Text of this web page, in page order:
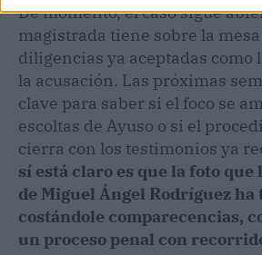
De momento, el caso sigue
magistrada tiene sobre la
diligencias ya aceptadas como
la acusación. Las próximas
clave para saber si el foco se
escoltas de Ayuso o si el
cierra con los testimonios ya
sí está claro es que la foto
de Miguel Ángel Rodríguez
costándole comparecencias,
un proceso penal con